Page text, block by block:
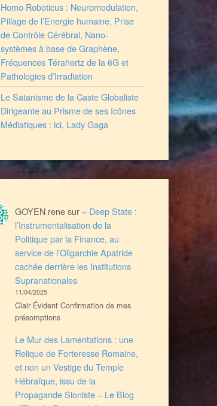
Homo Roboticus : Neuromodulation,
Pillage de l’Energie humaine, Prise
de Contrôle Cérébral, Nano-
systèmes à base de Graphène,
Fréquences Térahertz de la 6G et
Pathologies d’Irradiation
Le Satanisme de la Caste Globaliste
Dirigeante au Prisme de ses Icônes
Médiatiques : ici, Lady Gaga
GOYEN renesur « Deep State :
l’Instrumentalisation de la
Politique par la Finance, au
service de l’Oligarchie Apatride
cachée derrière les Institutions
Supranationales
11/04/2025
Clair Évident Confirmation de mes
présomptions
Le Mur des Lamentations : une
Relique de Forteresse Romaine,
et non un Vestige du Temple
Hébraïque, issu de la
Propagande Sioniste – Le Blog